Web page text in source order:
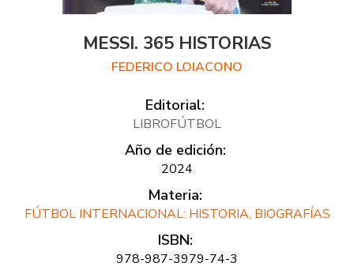
MESSI. 365 HISTORIAS
FEDERICO LOIACONO
Editorial:
LIBROFÚTBOL
Año de edición:
2024
Materia:
FÚTBOL INTERNACIONAL: HISTORIA, BIOGRAFÍAS
ISBN:
978-987-3979-74-3